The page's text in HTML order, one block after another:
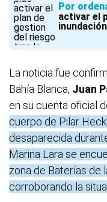
Por
activar el
La noticia fue
Bahía Blanca, Juan
en su cuenta oficial
cuerpo de Pilar
desaparecida
Marina Lara se
zona de Baterías de
corroborando la